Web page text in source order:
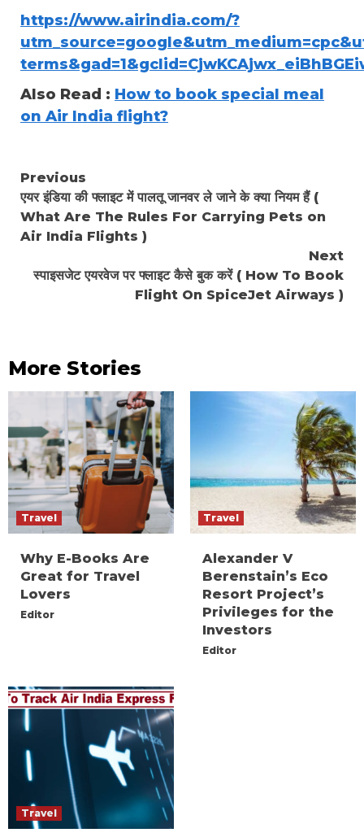
https://www.airindia.com/?
Also Read : How to book special meal
on Air India flight?
Continue
Reading
Previous
एयर इंडिया की फ्लाइट में पालतू जानवर ले जाने के क्या नियम हैं (
What Are The Rules For Carrying Pets on
Air India Flights )
Next
स्पाइसजेट एयरवेज पर फ्लाइट कैसे बुक करें ( How To Book
Flight On SpiceJet Airways )
More Stories
Travel
Why E-Books Are
Great for Travel
Lovers
Editor
Travel
Alexander V
Berenstain’s Eco
Resort Project’s
Privileges for the
Investors
Editor
Travel